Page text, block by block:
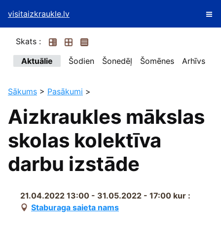
visitaizkraukle.lv
Skats :
Aktuālie
Šodien Šonedēļ Šomēnes Arhīvs
Sākums > Pasākumi >
Aizkraukles mākslas
skolas kolektīva
darbu izstāde
21.04.2022 13:00 - 31.05.2022 - 17:00 kur :
Staburaga saieta nams